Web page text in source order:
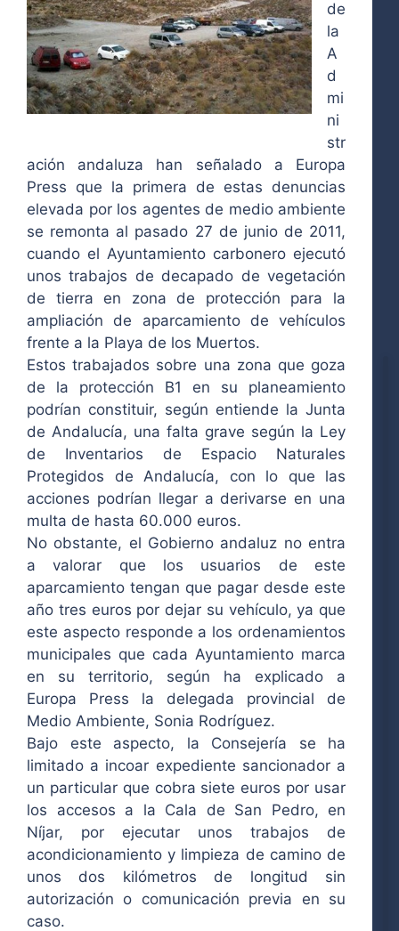
de
la
A
d
mi
ni
str
ación andaluza han señalado a Europa
Press que la primera de estas denuncias
elevada por los agentes de medio ambiente
se remonta al pasado 27 de junio de 2011,
cuando el Ayuntamiento carbonero ejecutó
unos trabajos de decapado de vegetación
de tierra en zona de protección para la
ampliación de aparcamiento de vehículos
frente a la Playa de los Muertos.
Estos trabajados sobre una zona que goza
de la protección B1 en su planeamiento
podrían constituir, según entiende la Junta
de Andalucía, una falta grave según la Ley
de Inventarios de Espacio Naturales
Protegidos de Andalucía, con lo que las
acciones podrían llegar a derivarse en una
multa de hasta 60.000 euros.
No obstante, el Gobierno andaluz no entra
a valorar que los usuarios de este
aparcamiento tengan que pagar desde este
año tres euros por dejar su vehículo, ya que
este aspecto responde a los ordenamientos
municipales que cada Ayuntamiento marca
en su territorio, según ha explicado a
Europa Press la delegada provincial de
Medio Ambiente, Sonia Rodríguez.
Bajo este aspecto, la Consejería se ha
limitado a incoar expediente sancionador a
un particular que cobra siete euros por usar
los accesos a la Cala de San Pedro, en
Níjar, por ejecutar unos trabajos de
acondicionamiento y limpieza de camino de
unos dos kilómetros de longitud sin
autorización o comunicación previa en su
caso.